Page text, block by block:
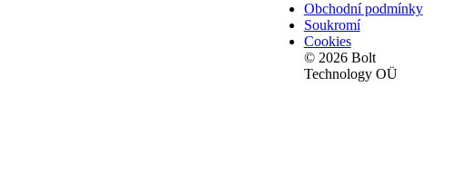
Obchodní podmínky
Soukromí
Cookies
© 2026 Bolt
Technology OÜ